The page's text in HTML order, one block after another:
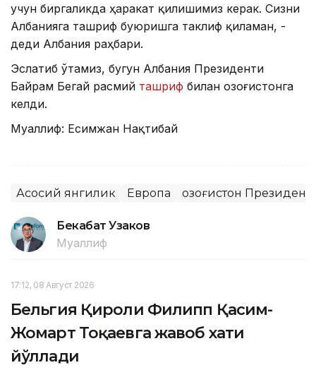
учун биргаликда ҳаракат қилишимиз керак. Сизни
Албанияга ташриф буюришга таклиф қиламан, -
деди Албания раҳбари.
Эслатиб ўтамиз, бугун Албания Президенти
Байрам Бегай расмий ташриф билан Қозоғистонга
келди.
Муаллиф: Есимжан Нақтибай
Асосий янгилик Европа Қозоғистон
Бекабат Узаков
Муаллиф
17:12, 08 Август 2026
Бельгия Қироли Филипп Қасим-
Жомарт Тоқаевга жавоб хати
йўллади